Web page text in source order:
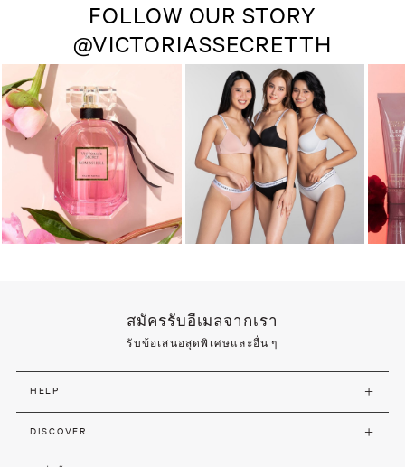
FOLLOW OUR STORY
@VICTORIASSECRETTH
สมัครรับอีเมลจากเรา
รับข้อเสนอสุดพิเศษและอื่น ๆ
HELP
DISCOVER